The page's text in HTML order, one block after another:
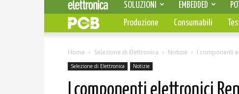
SOLUZIONI EMBEDDED
PCB
Produzione Consumabili
Home Selezione di Elettronica Notizie I componenti
Selezione di Elettronica Notizie
I componenti elettronici